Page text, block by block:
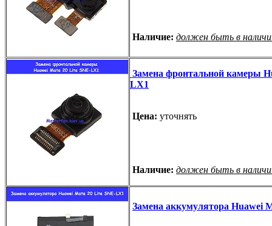
Наличие: должен быть в
Замена фронтальной камеры
LX1
Цена: уточнять
Наличие: должен быть в
Замена аккумулятора Huawei